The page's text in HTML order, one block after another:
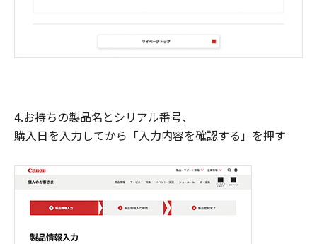
4.お持ちの製品名とシリアル番号、
購入日を入力してから「入力内容を確認する」を押す